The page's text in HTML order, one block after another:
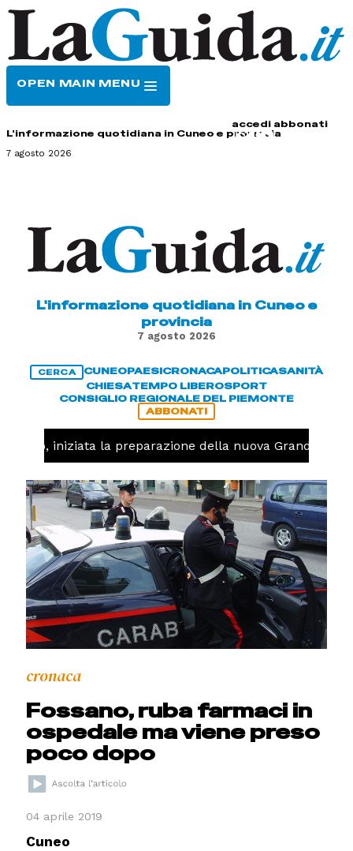
OPEN MAIN MENU
accedi abbonati
L'informazione quotidiana in Cuneo e provincia
7 agosto 2026
L'informazione quotidiana in Cuneo e
provincia
7 agosto 2026
CERCA CUNEOPAESICRONACAPOLITICASANITÀ
CHIESATEMPO LIBEROSPORT
CONSIGLIO REGIONALE DEL PIEMONTE
ABBONATI
iniziata la preparazione della nuova Granda Volley
cronaca
Fossano, ruba farmaci in
ospedale ma viene preso
poco dopo
04 aprile 2019
Cuneo